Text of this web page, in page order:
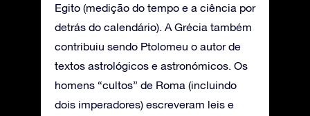
Egito (medição do tempo e a ciência por
detrás do calendário). A Grécia também
contribuiu sendo Ptolomeu o autor de
textos astrológicos e astronómicos. Os
homens “cultos” de Roma (incluindo
dois imperadores) escreveram leis e